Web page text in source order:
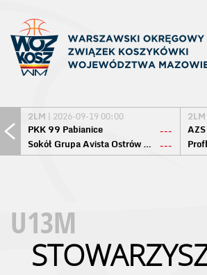
2LM | 2026-09-19 00:00
PKK 99 Pabianice
---
Sokół Grupa Avista Ostrów Maz. ---
2LM
U13M